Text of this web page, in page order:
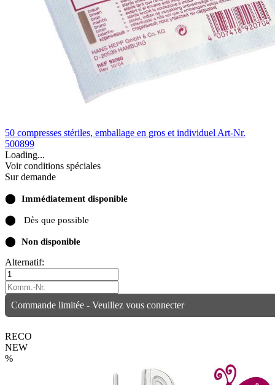
50 compresses stériles, emballage en gros et individuel Art-Nr.
500899
Loading...
Voir conditions spéciales
Sur demande
⬤ Immédiatement disponible
⬤ Dès que possible
⬤ Non disponible
Alternatif:
Commande limitée - Veuillez vous connecter
RECO
NEW
%